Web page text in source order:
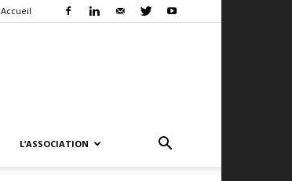
Accueil
L’ASSOCIATION